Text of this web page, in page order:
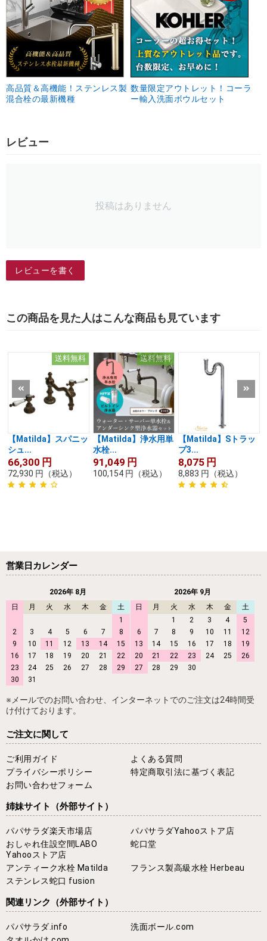
高品質＆高機能！ステンレス製
混合栓の最新機種
数量限定アウトレット！コーラ
ー輸入洗面ボウルセット
レビュー
投稿はありません
レビューを書く
この商品を見た人はこんな商品も見ています
送料無料
【Matilda】スパニッ
シュ...
66,300 円
72,930 円 （税込）
送料無料
【Matilda】浄水用単
水栓...
91,049 円
100,154 円 （税込）
【Matilda】Sトラッ
プ3...
8,075 円
8,883 円 （税込）
営業日カレンダー
2026年 8月
日
月 火 水 木 金
土
1
2
3 4 5 6 7
8
9
10 11 12 13 14
15
16
17 18 19 20 21
22
23
24 25 26 27 28
29
30
31
2026年 9月
日
月 火 水 木 金
土
1
2 3 4
5
6
7 8 9 10 11
12
13
14 15 16 17 18
19
20
21 22 23 24 25
26
27
28 29 30
※メールでのお問い合わせ、インターネットでのご注文は24時間受
け付けております。
ご注文に関して
ご利用ガイド
よくある質問
プライバシーポリシー
特定商取引法に基づく表記
お問い合わせフォーム
姉妹サイト （外部サイト）
パパサラダ楽天市場店
パパサラダYahooストア店
おしゃれ住設空間LABO
Yahooストア店
蛇口堂
アンティーク水栓 Matilda
フランス製高級水栓 Herbeau
ステンレス蛇口 fusion
関連リンク （外部サイト）
パパサラダ.info
洗面ボール.com